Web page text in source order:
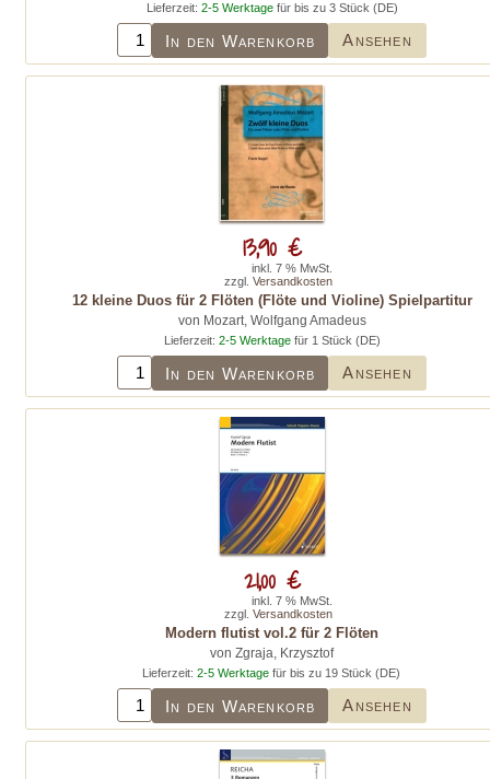
Lieferzeit: 2-5 Werktagefür bis zu 3 Stück (DE)
In den Warenkorb Ansehen
12 kleine Duos für 2 Flöten (Flöte und Violine) Spielpartitur
von Mozart, Wolfgang Amadeus
Lieferzeit: 2-5 Werktagefür 1 Stück (DE)
In den Warenkorb Ansehen
13,90 €
inkl. 7 % MwSt.
zzgl. Versandkosten
Modern flutist vol.2 für 2 Flöten
von Zgraja, Krzysztof
Lieferzeit:2-5 Werktage für bis zu 19 Stück (DE)
In den Warenkorb Ansehen
21,00 €
inkl. 7 % MwSt.
zzgl. Versandkosten